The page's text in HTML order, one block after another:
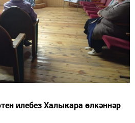
илебез Халыкара өлкәннәр